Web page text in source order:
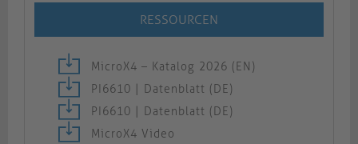
RESSOURCEN
MicroX4 – Katalog 2026 (EN)
PI6610 | Datenblatt (DE)
PI6610 | Datenblatt (DE)
MicroX4 Video